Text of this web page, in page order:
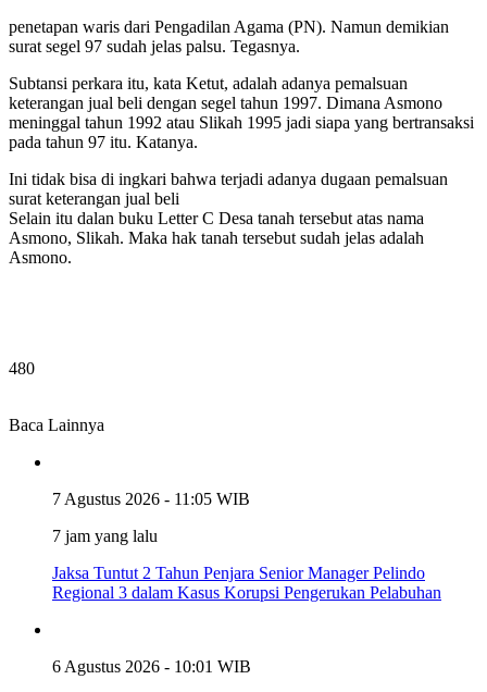
penetapan waris dari Pengadilan Agama (PN). Namun demikian
surat segel 97 sudah jelas palsu. Tegasnya.
Subtansi perkara itu, kata Ketut, adalah adanya pemalsuan
keterangan jual beli dengan segel tahun 1997. Dimana Asmono
meninggal tahun 1992 atau Slikah 1995 jadi siapa yang bertransaksi
pada tahun 97 itu. Katanya.
Ini tidak bisa di ingkari bahwa terjadi adanya dugaan pemalsuan
surat keterangan jual beli
Selain itu dalan buku Letter C Desa tanah tersebut atas nama
Asmono, Slikah. Maka hak tanah tersebut sudah jelas adalah
Asmono.
480
Baca Lainnya
7 Agustus 2026 - 11:05 WIB
7 jam yang lalu
Jaksa Tuntut 2 Tahun Penjara Senior Manager Pelindo
Regional 3 dalam Kasus Korupsi Pengerukan Pelabuhan
6 Agustus 2026 - 10:01 WIB